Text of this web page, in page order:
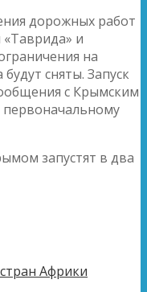
дорожных работ
и
на
сняты. Запуск
с Крымским
Африки